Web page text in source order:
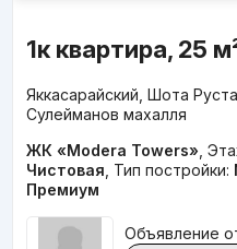
1к квартира, 25
Яккасарайский, Шота
Сулейманов махалля
ЖК «Modera Towers»
Чистовая Тип постройки:
Премиум
Объявление